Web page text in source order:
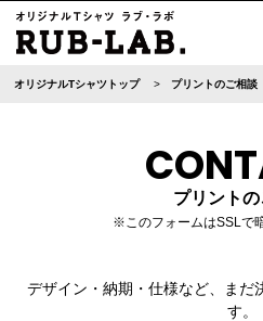
オリジナルTシャツトップ プリントのご相談
プリント
※このフォームはSSLで
デザイン・納期・仕様など、まだ
す。